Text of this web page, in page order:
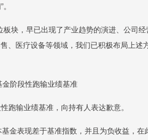
块，早已出现了产业趋势的演进、公司
、医疗设备等领域，我们已积极布局上述
金阶段性跑输业绩基准
跑输业绩基准，向持有人表达歉意。
金表现差于基准指数，并且为负收益，